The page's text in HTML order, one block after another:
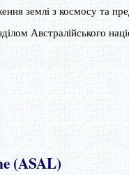
землі з космосу та
Австралійського
(ASAL)